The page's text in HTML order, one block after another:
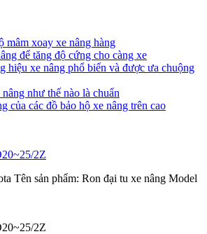
mâm xoay xe nâng hàng
để tăng độ cứng cho càng xe
hiệu xe nâng phổ biến và được ưa chuộng
nâng như thế nào là chuẩn
của các đồ bảo hộ xe nâng trên cao
2Z
Tên sản phẩm: Ron đại tu xe nâng Model
2Z